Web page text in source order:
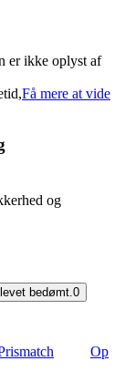
er ikke oplyst af
Få mere at vide
og
bedømt.0
Op